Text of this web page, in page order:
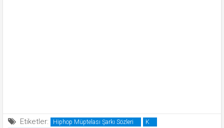
Etiketler: Hiphop Müptelası Şarkı Sözleri
K